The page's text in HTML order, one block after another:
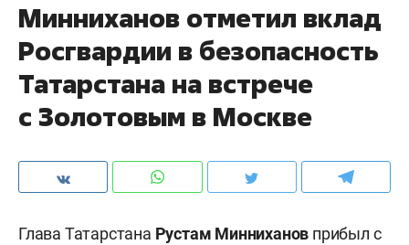
Минниханов отметил вклад
Росгвардии в безопасность
Татарстана на встрече
с Золотовым в Москве
Глава Татарстана Рустам Минниханов прибыл с